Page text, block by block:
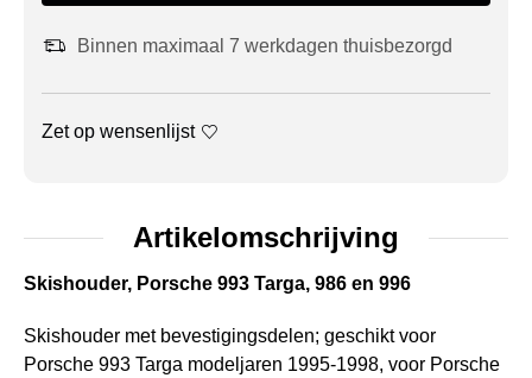
Binnen maximaal 7 werkdagen thuisbezorgd
Zet op wensenlijst
Artikelomschrijving
Skishouder, Porsche 993 Targa, 986 en 996
Skishouder met bevestigingsdelen; geschikt voor
Porsche 993 Targa modeljaren 1995-1998, voor Porsche